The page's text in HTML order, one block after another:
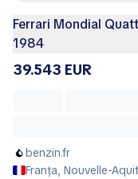
Ferrari Mondial
1984
39.543 EUR
benzin.fr
Franța, Nouvelle-